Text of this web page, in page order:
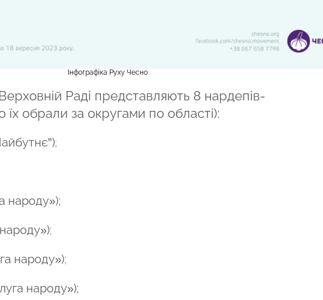
Інфографіка Руху Чесно
Раді представляють 8 нардепів-
обрали за округами по області):
;
народу»);
;
народу»);
народу»);